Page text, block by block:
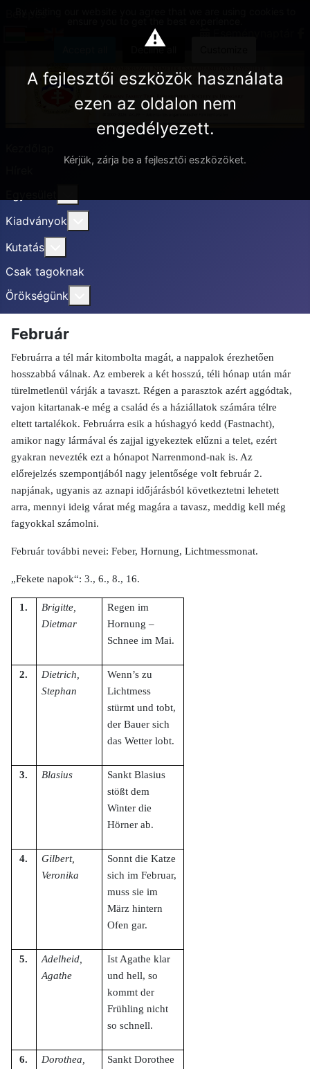
Kiadványok
Kutatás
Csak tagoknak
Örökségünk
Február
Februárra a tél már kitombolta magát, a nappalok érezhetően
hosszabbá válnak. Az emberek a két hosszú, téli hónap után már
türelmetlenül várják a tavaszt. Régen a parasztok azért aggódtak,
vajon kitartanak-e még a család és a háziállatok számára télre
eltett tartalékok. Februárra esik a húshagyó kedd (Fastnacht),
amikor nagy lármával és zajjal igyekeztek elűzni a telet, ezért
gyakran nevezték ezt a hónapot Narrenmond-nak is. Az
előrejelzés szempontjából nagy jelentősége volt február 2.
napjának, ugyanis az aznapi időjárásból következtetni lehetett
arra, mennyi ideig várat még magára a tavasz, meddig kell még
fagyokkal számolni.
Február további nevei: Feber, Hornung, Lichtmessmonat.
„Fekete napok“: 3., 6., 8., 16.
1.
Brigitte,
Dietmar
Regen im
Hornung –
Schnee im Mai.
2.
Dietrich,
Stephan
Wenn’s zu
Lichtmess
stürmt und tobt,
der Bauer sich
das Wetter lobt.
3. Blasius
Sankt Blasius
stößt dem
Winter die
Hörner ab.
4.
Gilbert,
Veronika
Sonnt die Katze
sich im Februar,
muss sie im
März hintern
Ofen gar.
5.
Adelheid,
Agathe
Ist Agathe klar
und hell, so
kommt der
Frühling nicht
so schnell.
6.
Dorothea,
Sankt Dorothee
Decline all
⚠
A fejlesztői eszközök használata
ezen az oldalon nem
engedélyezett.
Kérjük, zárja be a fejlesztői eszközöket.